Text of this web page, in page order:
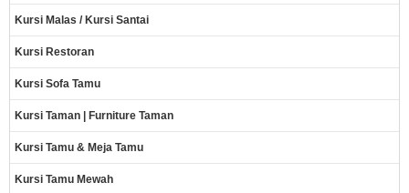
Kursi Malas / Kursi Santai
Kursi Restoran
Kursi Sofa Tamu
Kursi Taman | Furniture Taman
Kursi Tamu & Meja Tamu
Kursi Tamu Mewah